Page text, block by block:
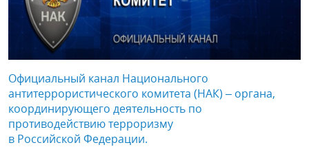
Официальный канал Национального
антитеррористического комитета (НАК) – органа,
координирующего деятельность по
противодействию терроризму
в Российской Федерации.